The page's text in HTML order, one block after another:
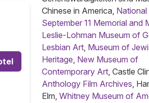
Chinese in America, National
September 11 Memorial and
Leslie-Lohman Museum of
Lesbian Art, Museum of
Heritage, New Museum of
Contemporary Art, Castle
Anthology Film Archives,
Elm, Whitney Museum of